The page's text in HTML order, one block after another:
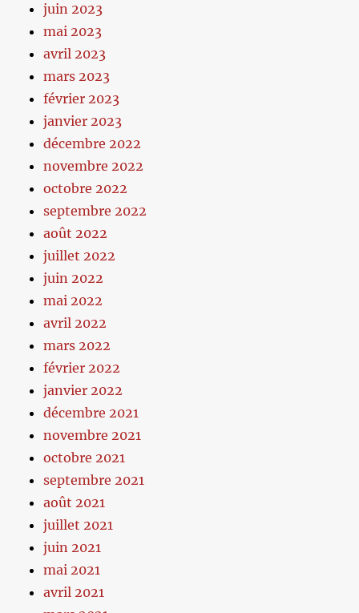
juin 2023
mai 2023
avril 2023
mars 2023
février 2023
janvier 2023
décembre 2022
novembre 2022
octobre 2022
septembre 2022
août 2022
juillet 2022
juin 2022
mai 2022
avril 2022
mars 2022
février 2022
janvier 2022
décembre 2021
novembre 2021
octobre 2021
septembre 2021
août 2021
juillet 2021
juin 2021
mai 2021
avril 2021